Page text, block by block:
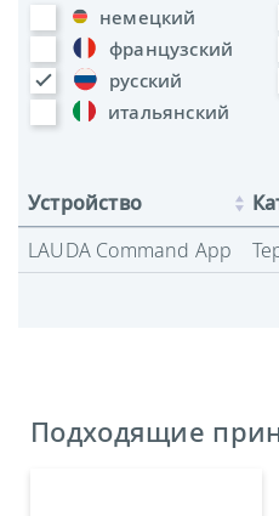
немецкий
французский
русский
итальянский
Устройство
LAUDA Command App
Подходящие